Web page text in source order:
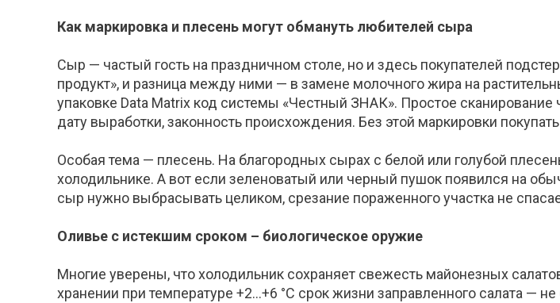
Как маркировка и плесень могут обмануть любителей сыра
Сыр — частый гость на праздничном столе, но и здесь покупателей
продукт», и разница между ними — в замене молочного жира на
упаковке Data Matrix код системы «Честный ЗНАК». Простое
дату выработки, законность происхождения. Без этой маркировки
Особая тема — плесень. На благородных сырах с белой или голубой
холодильнике. А вот если зеленоватый или черный пушок появился на
сыр нужно выбрасывать целиком, срезание пораженного участка не
Оливье с истекшим сроком – биологическое оружие
Многие уверены, что холодильник сохраняет свежесть майонезных
хранении при температуре +2...+6 °С срок жизни заправленного салата —